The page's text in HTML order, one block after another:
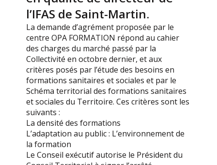
l’IFAS de Saint-Martin.
La demande d’agrément proposée par le
centre OPA FORMATION répond au cahier
des charges du marché passé par la
Collectivité en octobre dernier, et aux
critères posés par l’étude des besoins en
formations sanitaires et sociales et par le
Schéma territorial des formations sanitaires
et sociales du Territoire. Ces critères sont les
suivants :
La densité des formations
L’adaptation au public : L’environnement de
la formation
Le Conseil exécutif autorise le Président du